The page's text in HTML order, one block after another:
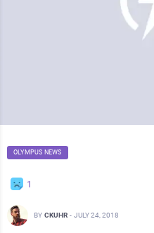
OLYMPUS NEWS
1
BY CKUHR - JULY 24, 2018